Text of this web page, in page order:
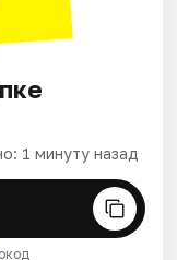
1 минуту назад